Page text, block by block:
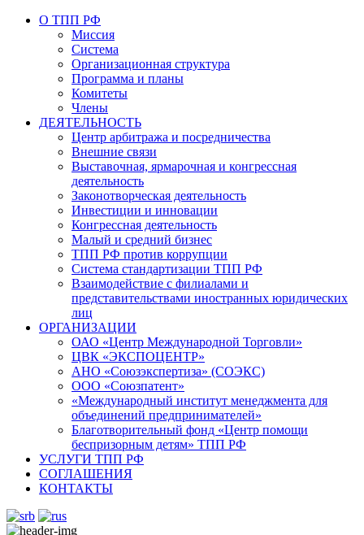
O TПП РФ
Миссия
Системa
Организационная структура
Программа и планы
Комитеты
Члены
ДЕЯТЕЛЬНОСТЬ
Центр арбитража и посредничества
Внешние связи
Выставочная, ярмарочная и конгрессная
деятельность
Законотворческая деятельность
Инвестиции и инновации
Конгрессная деятельность
Малый и средний бизнес
ТПП РФ против коррупции
Система стандартизации ТПП РФ
Взаимодействиe с филиалами и
представительствами иностранных юридических
лиц
ОРГАНИЗАЦИИ
ОАО «Центр Международной Торговли»
ЦВК «ЭКСПОЦЕНТР»
АНО «Союзэкспертиза» (СОЭКС)
OOO «Союзпатент»
«Международный институт менеджмента для
объединений предпринимателей»
Благотворительный фонд «Центр помощи
беспризорным детям» ТПП РФ
УСЛУГИ ТПП РФ
СОГЛАШЕНИЯ
КОНТАКТЫ